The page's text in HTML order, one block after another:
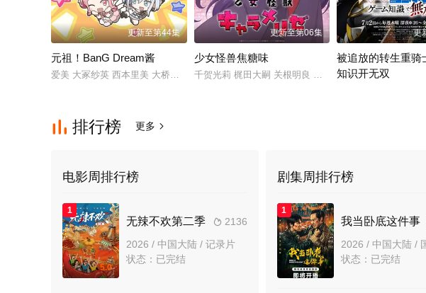
更新至第44集
元祖！BanG Dream酱
爱美 大冢纱英 西本里美 大桥彩香 伊藤彩沙 佐仓绫音 三泽纱千香 加藤英美里 日笠阳子
更新至第06集
少女怪兽焦糖味
千贺光莉 梶田大嗣 关根明良 白石晴香 三石琴乃 小西克
更
被追放的转生重骑
知识开无双
 排行榜 更多 
电影周排行榜
1
5.0
 2136
无辣不欢第二季
2026 / 中国大陆 / 记录片
状态：已完结
剧集周排行榜
1
我当卧底这件事
2026 / 中国大陆 /
状态：已完结